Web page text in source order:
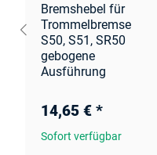
Bremshebel für
Trommelbremse
S50, S51, SR50
gebogene
Ausführung
14,65 € *
Sofort verfügbar